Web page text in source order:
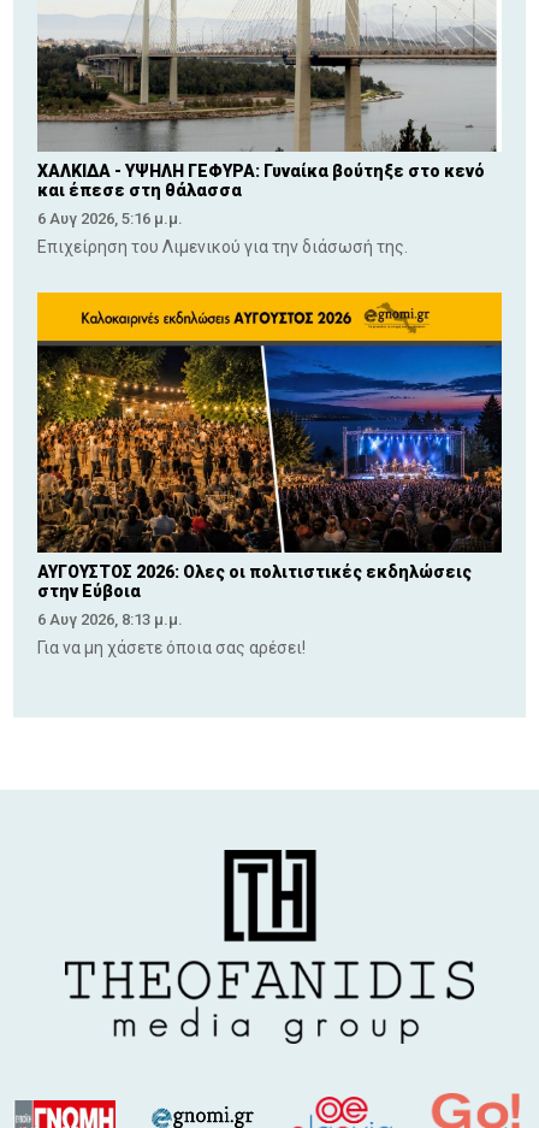
ΧΑΛΚΙΔΑ - ΥΨΗΛΗ ΓΕΦΥΡΑ: Γυναίκα βούτηξε στο κενό
και έπεσε στη θάλασσα
6 Αυγ 2026, 5:16 μ.μ.
Επιχείρηση του Λιμενικού για την διάσωσή της.
ΑΥΓΟΥΣΤΟΣ 2026: Ολες οι πολιτιστικές εκδηλώσεις
στην Εύβοια
6 Αυγ 2026, 8:13 μ.μ.
Για να μη χάσετε όποια σας αρέσει!